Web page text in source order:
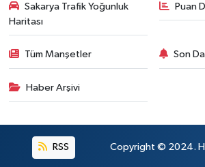
Sakarya Trafik Yoğunluk
Haritası
Puan
Tüm Manşetler Son
Haber Arşivi
RSS Copyright © 2024.